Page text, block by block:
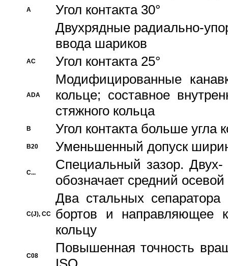
A
Угол контакта 30°
Двухрядные радиально-
ввода шариков
AC Угол контакта 25°
ADA
Модифицированные
кольце; составное
стяжного кольца
B Угол контакта больше угла
B20 Уменьшенный допуск
C...
Специальный зазор.
обозначает средний
C(J), CC
Два стальных сепаратора
бортов и направляющее
кольцу
C08
Повышенная точность